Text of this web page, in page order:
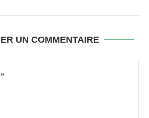
UN COMMENTAIRE